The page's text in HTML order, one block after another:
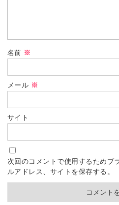
名前 ※
メール ※
サイト
次回のコメントで使用するためブ
ルアドレス、サイトを保存する。